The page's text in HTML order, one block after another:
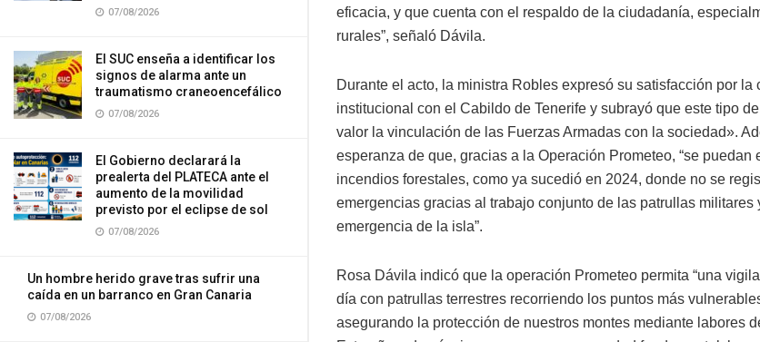
07/08/2026
El SUC enseña a identificar los
signos de alarma ante un
traumatismo craneoencefálico
07/08/2026
El Gobierno declarará la
prealerta del PLATECA ante el
aumento de la movilidad
previsto por el eclipse de sol
07/08/2026
Un hombre herido grave tras sufrir una
caída en un barranco en Gran Canaria
07/08/2026
eficacia, y que cuenta con el respaldo de la ciudadanía,
rurales”, señaló Dávila.
Durante el acto, la ministra Robles expresó su satisfacción por la
institucional con el Cabildo de Tenerife y subrayó que este tipo
valor la vinculación de las Fuerzas Armadas con la sociedad».
esperanza de que, gracias a la Operación Prometeo, “se puedan
incendios forestales, como ya sucedió en 2024, donde no se
emergencias gracias al trabajo conjunto de las patrullas militares
emergencia de la isla”.
Rosa Dávila indicó que la operación Prometeo permita “una
día con patrullas terrestres recorriendo los puntos más
asegurando la protección de nuestros montes mediante labores